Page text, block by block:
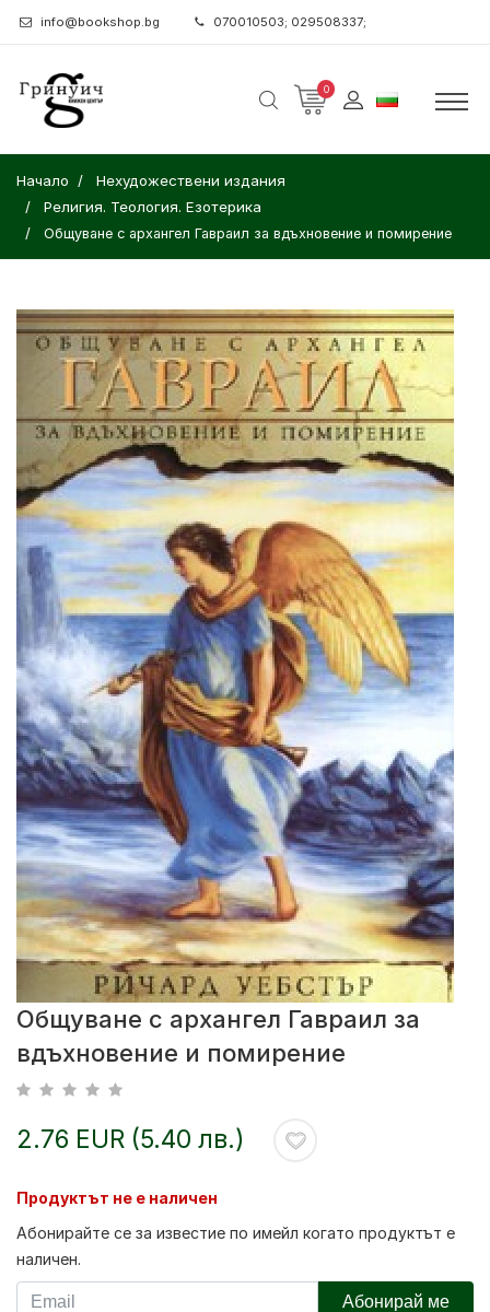
info@bookshop.bg 070010503; 029508337;
0
Начало
Нехудожествени издания
Религия. Теология. Езотерика
Общуване с архангел Гавраил за вдъхновение и помирение
Общуване с архангел Гавраил за
вдъхновение и помирение
2.76 EUR (5.40 лв.)
Продуктът не е наличен
Абонирайте се за известие по имейл когато продуктът е
наличен.
Абонирай ме